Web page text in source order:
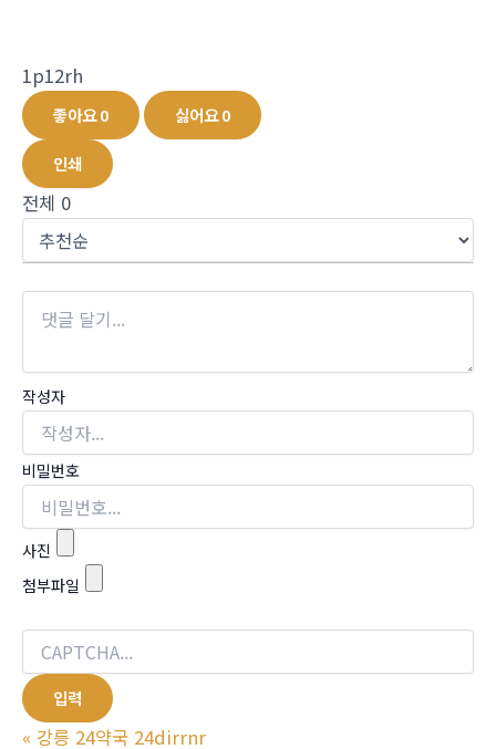
1p12rh
좋아요0 싫어요0
인쇄
전체 0
작성자
비밀번호
사진
첨부파일
« 강릉 24약국 24dirrnr